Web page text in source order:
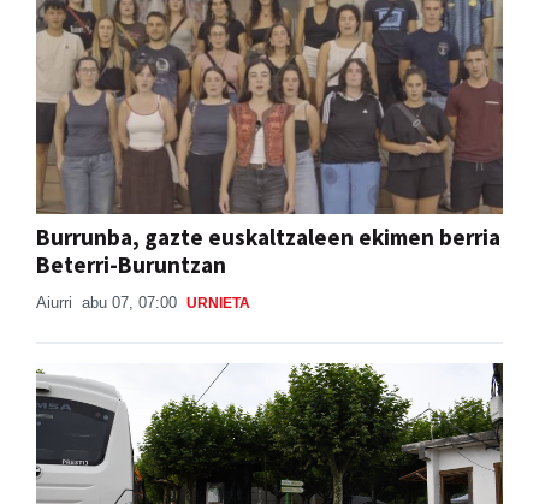
Burrunba, gazte euskaltzaleen ekimen berria
Beterri-Buruntzan
Aiurri abu 07, 07:00 URNIETA